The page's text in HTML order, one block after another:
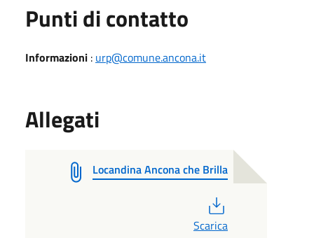
Punti di contatto
Informazioni : urp@comune.ancona.it
Allegati
Locandina Ancona che Brilla
Scarica